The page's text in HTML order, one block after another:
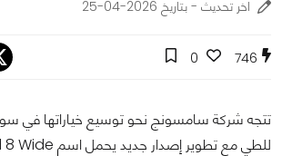
اخر تحديث - بتاريخ 2026-04-25
746
0
تتجه شركة سامسونج نحو توسيع خياراتها في